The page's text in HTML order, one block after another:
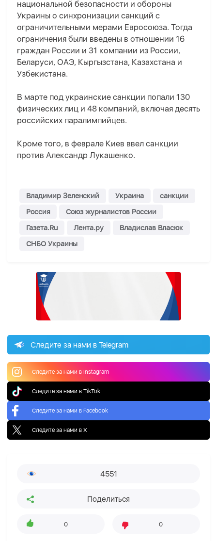
национальной безопасности и обороны
Украины о синхронизации санкций с
ограничительными мерами Евросоюза. Тогда
ограничения были введены в отношении 16
граждан России и 31 компании из России,
Беларуси, ОАЭ, Кыргызстана, Казахстана и
Узбекистана.
В марте под украинские санкции попали 130
физических лиц и 48 компаний, включая десять
российских паралимпийцев.
Кроме того, в феврале Киев ввел санкции
против Александр Лукашенко.
Владимир Зеленский Украина
санкции
Россия
Союз журналистов России
Газета.Ru
Лента.ру
Владислав Власюк
СНБО Украины
Следите за нами в Telegram
Следите за нами в Instagram
Следите за нами в TikTok
Следите за нами в Facebook
Следите за нами в X
4551
Поделиться
0 0